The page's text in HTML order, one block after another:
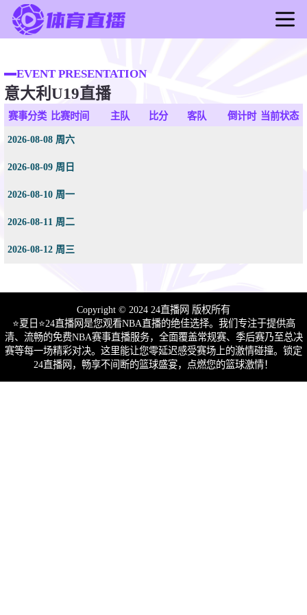
足球直播
篮球直播
足球录像
篮球新闻
EVENT PRESENTATION
意大利U19直播
赛事分类 比赛时间 主队 比分 客队 倒计时 当前状态
2026-08-08 周六
2026-08-09 周日
2026-08-10 周一
2026-08-11 周二
2026-08-12 周三
Copyright © 2024 24直播网 版权所有
⭐️夏日⭐24直播网是您观看NBA直播的绝佳选择。我们专注于提供高
清、流畅的免费NBA赛事直播服务，全面覆盖常规赛、季后赛乃至总决
赛等每一场精彩对决。这里能让您零延迟感受赛场上的激情碰撞。锁定
24直播网，畅享不间断的篮球盛宴，点燃您的篮球激情！